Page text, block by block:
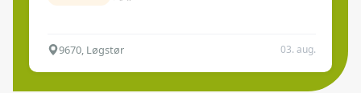
9670, Løgstør 03. aug.